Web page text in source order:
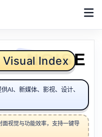
NOISE
Visual Index
AI、新媒体、影视、设计、
视觉与功能效率，支持一键导